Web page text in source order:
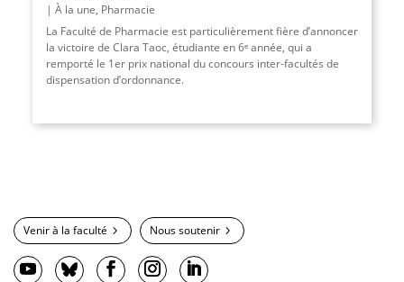
À la une, Pharmacie
La Faculté de Pharmacie est particulièrement fière d’annoncer
la victoire de Clara Taoc, étudiante en 6ᵉ année, qui a
remporté le 1er prix national du concours inter-facultés de
dispensation d’ordonnance.
Venir à la faculté Nous soutenir